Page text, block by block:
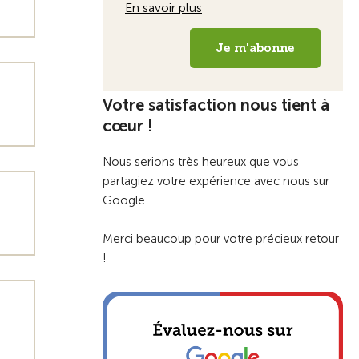
Votre satisfaction nous tient à
cœur !
Nous serions très heureux que vous
partagiez votre expérience avec nous sur
Google.
Merci beaucoup pour votre précieux retour
!